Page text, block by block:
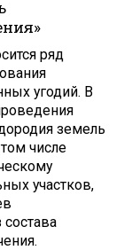
ряд
угодий. В
земель
числе
участков,